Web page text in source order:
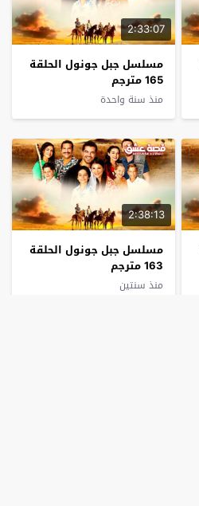
2:33:07
مسلسل جبل جونول الحلقة
165 مترجم
منذ سنة واحدة
2:38:13
مسلسل جبل جونول الحلقة
163 مترجم
منذ سنتين